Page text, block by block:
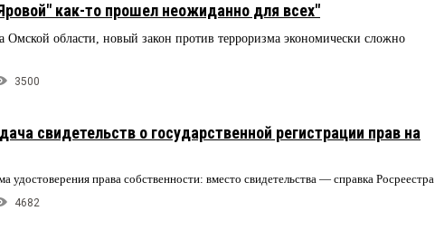
как-то прошел неожиданно для всех"
Омской области, новый закон против терроризма экономически сложно
3500
свидетельств о государственной регистрации прав на
удостоверения права собственности: вместо свидетельства — справка Росреестра
4682